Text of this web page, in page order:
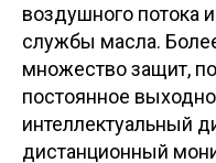
воздушного потока
службы масла.
множество защит,
постоянное
интеллектуальный
дистанционный